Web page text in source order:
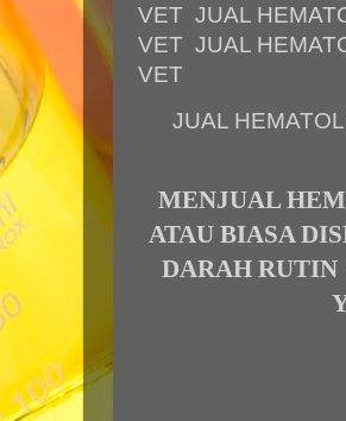
VET JUAL
VET JUAL
VET
JUAL
MENJUAL
ATAU BIASA
DARAH RUTIN